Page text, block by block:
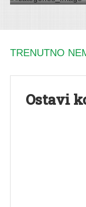
TRENUTNO
Ostavi